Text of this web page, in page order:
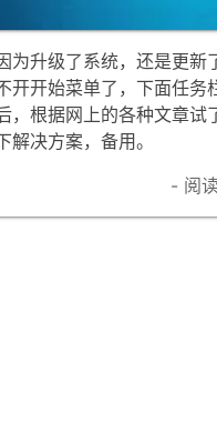
为升级了系统，还是更
开开始菜单了，下面任
，根据网上的各种文章
决方案，备用。
- 阅